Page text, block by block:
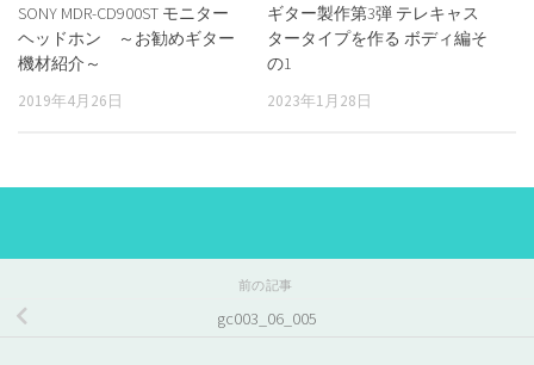
SONY MDR-CD900ST モニター
ヘッドホン ～お勧めギター
機材紹介～
2019年4月26日
ギター製作第3弾 テレキャス
タータイプを作る ボディ編そ
の1
2023年1月28日
前の記事
gc003_06_005